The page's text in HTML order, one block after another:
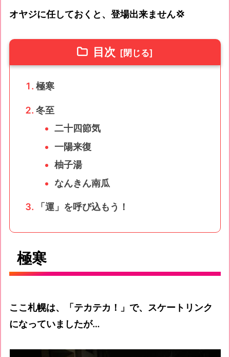
オヤジに任しておくと、登場出来ません💢
目次
極寒
冬至
二十四節気
一陽来復
柚子湯
なんきん南瓜
「運」を呼び込もう！
極寒
ここ札幌は、「テカテカ！」で、スケートリンク
になっていましたが…